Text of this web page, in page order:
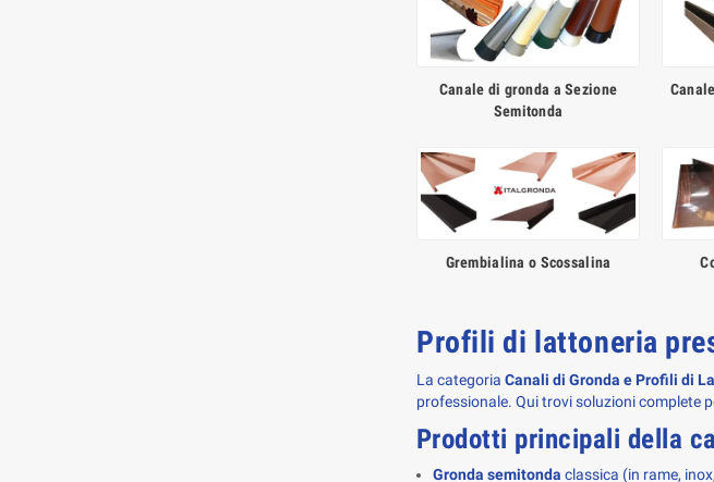
Canale di gronda a Sezione
Semitonda
Grembialina o Scossalina
Profili di lattoneria
La categoria Canali di Gronda e Profili di
professionale. Qui trovi soluzioni complete
Prodotti principali della
Gronda semitonda classica (in rame,